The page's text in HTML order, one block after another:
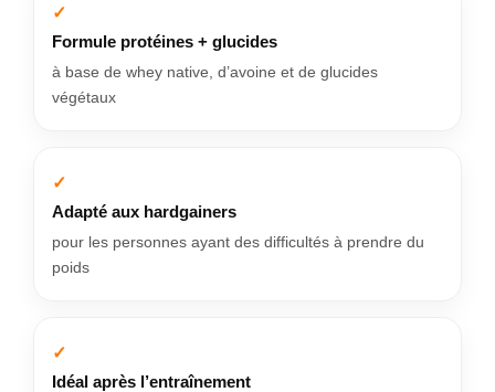
Formule protéines + glucides
à base de whey native, d’avoine et de glucides
végétaux
Adapté aux hardgainers
pour les personnes ayant des difficultés à prendre du
poids
Idéal après l’entraînement